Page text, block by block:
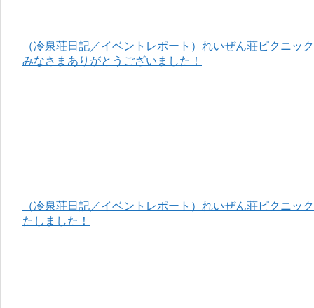
（冷泉荘日記／イベントレポート）れいぜん荘ピクニッ
みなさまありがとうございました！
（冷泉荘日記／イベントレポート）れいぜん荘ピクニッ
たしました！